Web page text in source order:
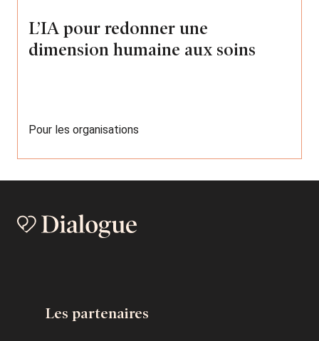
L’IA pour redonner une
dimension humaine aux soins
Pour les organisations
Les partenaires